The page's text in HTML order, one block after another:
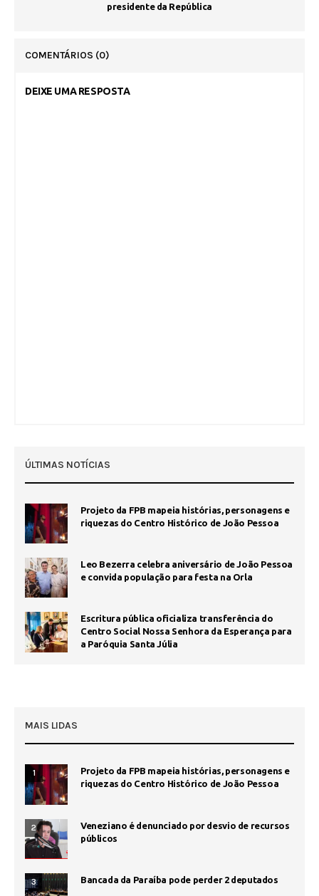
presidente da República
COMENTÁRIOS (0)
DEIXE UMA RESPOSTA
ÚLTIMAS NOTÍCIAS
Projeto da FPB mapeia histórias, personagens e
riquezas do Centro Histórico de João Pessoa
Leo Bezerra celebra aniversário de João Pessoa
e convida população para festa na Orla
Escritura pública oficializa transferência do
Centro Social Nossa Senhora da Esperança para
a Paróquia Santa Júlia
MAIS LIDAS
1
Projeto da FPB mapeia histórias, personagens e
riquezas do Centro Histórico de João Pessoa
2
Veneziano é denunciado por desvio de recursos
públicos
3 Bancada da Paraíba pode perder 2 deputados